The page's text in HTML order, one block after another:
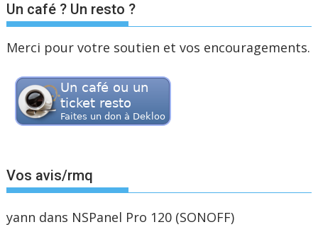
Un café ? Un resto ?
Merci pour votre soutien et vos encouragements.
Vos avis/rmq
yann dans NSPanel Pro 120 (SONOFF)